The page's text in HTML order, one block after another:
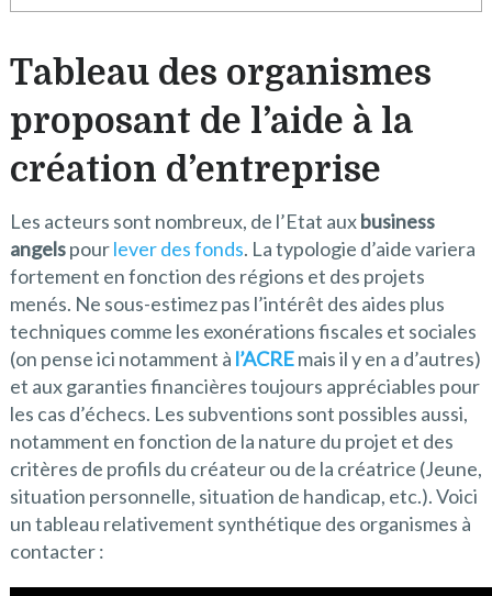
Tableau des organismes
proposant de l’aide à la
création d’entreprise
Les acteurs sont nombreux, de l’Etat auxbusiness
angelspourlever des fonds. La typologie d’aide variera
fortement en fonction des régions et des projets
menés. Ne sous-estimez pas l’intérêt des aides plus
techniques comme les exonérations fiscales et sociales
(on pense ici notamment à l’ACREmais il y en a d’autres)
et aux garanties financières toujours appréciables pour
les cas d’échecs. Les subventions sont possibles aussi,
notamment en fonction de la nature du projet et des
critères de profils du créateur ou de la créatrice (Jeune,
situation personnelle, situation de handicap, etc.). Voici
un tableau relativement synthétique des organismes à
contacter :